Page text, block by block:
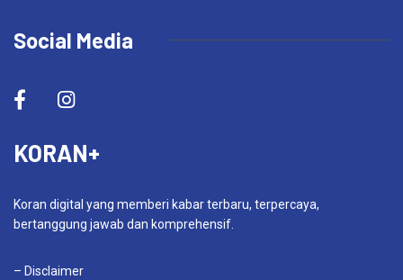
Social Media
KORAN+
Koran digital yang memberi kabar terbaru, terpercaya,
bertanggung jawab dan komprehensif.
– Disclaimer